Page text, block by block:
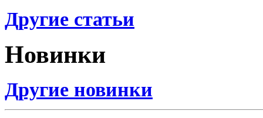
Другие статьи
Новинки
Другие новинки